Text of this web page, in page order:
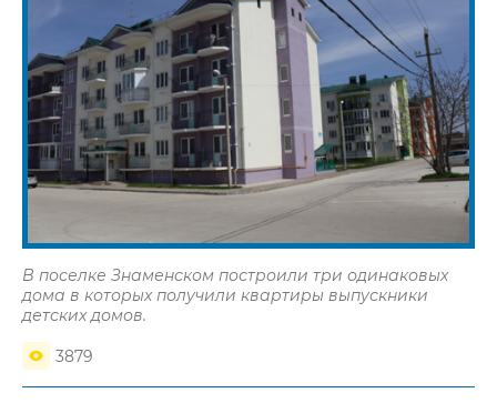
В поселке Знаменском построили три одинаковых
дома в которых получили квартиры выпускники
детских домов.
3879